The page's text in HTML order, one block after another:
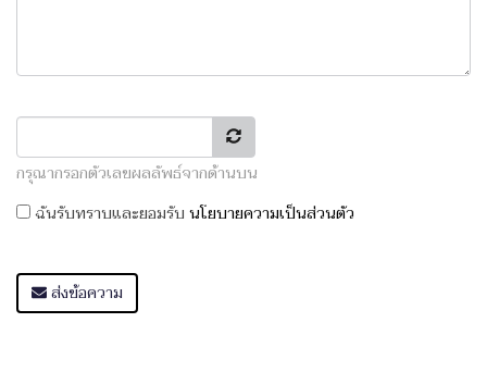
กรุณากรอกตัวเลขผลลัพธ์จากด้านบน
ฉันรับทราบและยอมรับ นโยบายความเป็นส่วนตัว
ส่งข้อความ